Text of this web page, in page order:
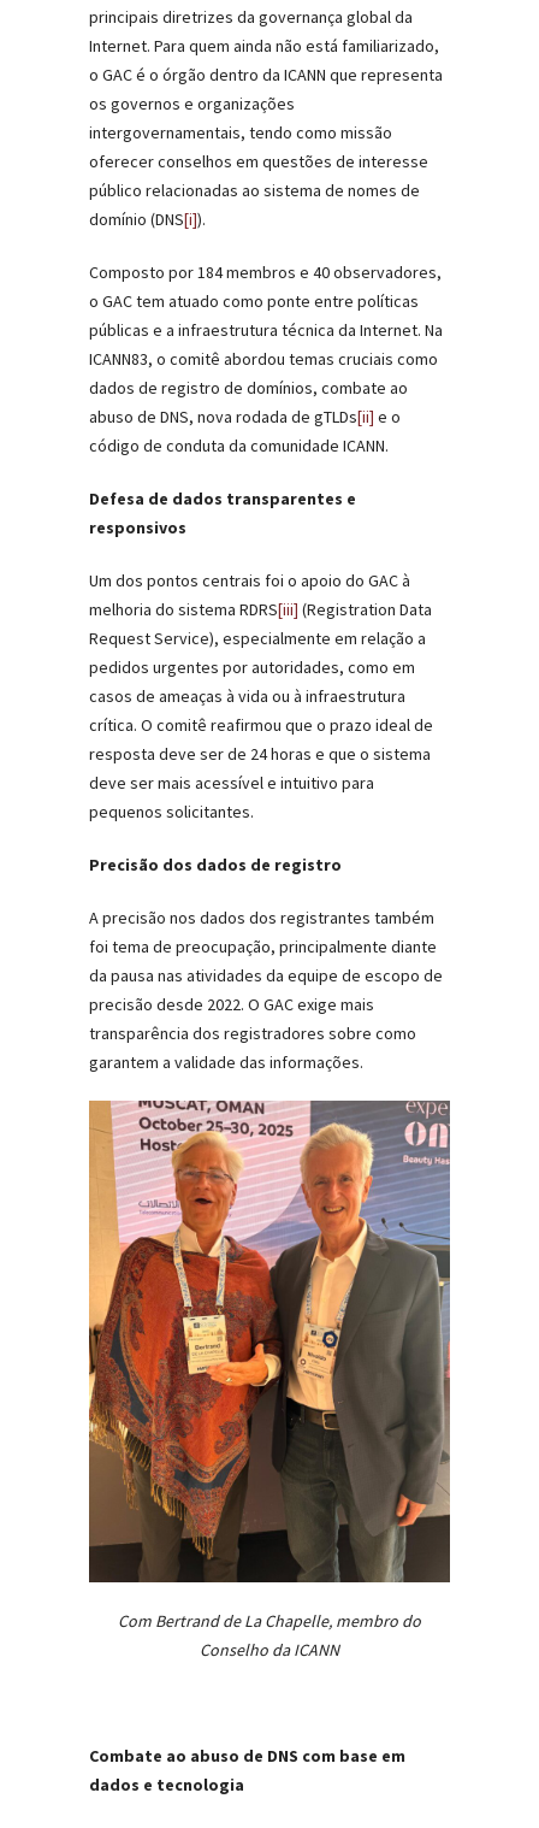
principais diretrizes da governança global da
Internet. Para quem ainda não está familiarizado,
o GAC é o órgão dentro da ICANN que representa
os governos e organizações
intergovernamentais, tendo como missão
oferecer conselhos em questões de interesse
público relacionadas ao sistema de nomes de
domínio (DNS[i]).
Composto por 184 membros e 40 observadores,
o GAC tem atuado como ponte entre políticas
públicas e a infraestrutura técnica da Internet. Na
ICANN83, o comitê abordou temas cruciais como
dados de registro de domínios, combate ao
abuso de DNS, nova rodada de gTLDs[ii] e o
código de conduta da comunidade ICANN.
Defesa de dados transparentes e
responsivos
Um dos pontos centrais foi o apoio do GAC à
melhoria do sistema RDRS[iii] (Registration Data
Request Service), especialmente em relação a
pedidos urgentes por autoridades, como em
casos de ameaças à vida ou à infraestrutura
crítica. O comitê reafirmou que o prazo ideal de
resposta deve ser de 24 horas e que o sistema
deve ser mais acessível e intuitivo para
pequenos solicitantes.
Precisão dos dados de registro
A precisão nos dados dos registrantes também
foi tema de preocupação, principalmente diante
da pausa nas atividades da equipe de escopo de
precisão desde 2022. O GAC exige mais
transparência dos registradores sobre como
garantem a validade das informações.
Com Bertrand de La Chapelle, membro do
Conselho da ICANN
Combate ao abuso de DNS com base em
dados e tecnologia